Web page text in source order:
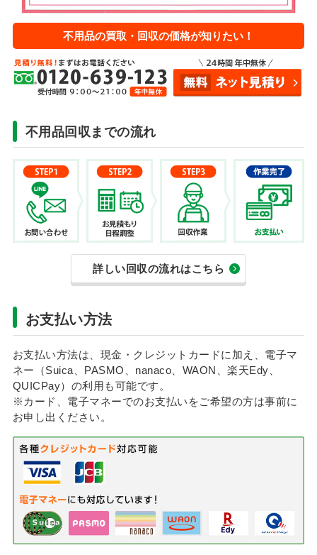
不用品の買取・回収の価格が知りたい！
不用品回収までの流れ
詳しい回収の流れはこちら
お支払い方法
お支払い方法は、現金・クレジットカードに加え、電子マ
ネー（Suica、PASMO、nanaco、WAON、楽天Edy、
QUICPay）の利用も可能です。
※カード、電子マネーでのお支払いをご希望の方は事前に
お申し出ください。